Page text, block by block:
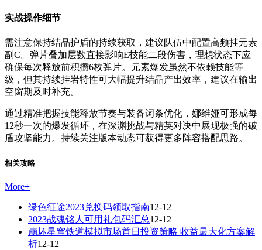
实战操作细节
需注意保持结晶护盾的持续获取，建议队伍中配置高频挂元素
副C。弹片叠加层数直接影响E技能二段伤害，理想状态下应
确保每次释放前积攒6枚弹片。元素爆发虽然不依赖技能等
级，但其持续挂岩特性可大幅提升结晶产出效率，建议在输出
空窗期及时补充。
通过精准把握技能释放节奏与装备词条优化，娜维娅可形成每
12秒一次的爆发循环，在深渊挑战与精英对决中展现极强的破
盾攻坚能力。持续关注版本动态可获得更多阵容搭配思路。
相关攻略
More+
绿色征途2023兑换码领取指南12-12
2023战魂铭人可用礼包码汇总12-12
崩坏星穹铁道模拟市场首日投资策略 收益最大化方案解
析12-12